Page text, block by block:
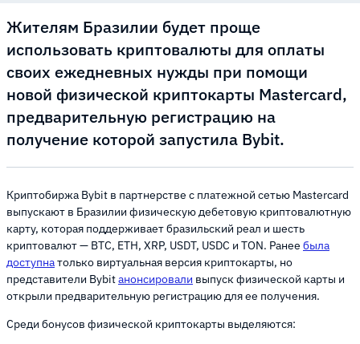
Жителям Бразилии будет проще
использовать криптовалюты для оплаты
своих ежедневных нужды при помощи
новой физической криптокарты Mastercard,
предварительную регистрацию на
получение которой запустила Bybit.
Криптобиржа Bybit в партнерстве с платежной сетью Mastercard
выпускают в Бразилии физическую дебетовую криптовалютную
карту, которая поддерживает бразильский реал и шесть
криптовалют — BTC, ETH, XRP, USDT, USDC и TON. Ранее была
доступнатолько виртуальная версия криптокарты, но
представители Bybitанонсировали выпуск физической карты и
открыли предварительную регистрацию для ее получения.
Среди бонусов физической криптокарты выделяются: